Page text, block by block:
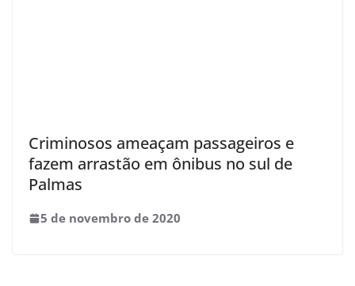
Criminosos ameaçam passageiros e
fazem arrastão em ônibus no sul de
Palmas
5 de novembro de 2020